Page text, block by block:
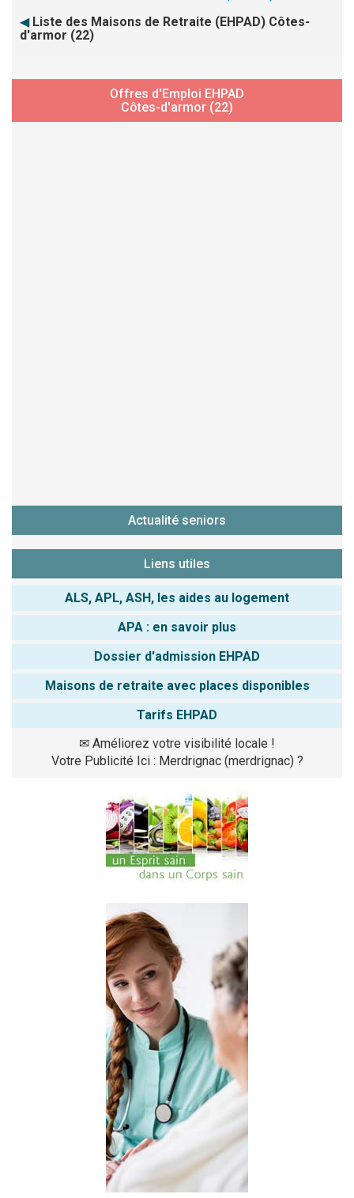
◀ Liste des Maisons de Retraite (EHPAD) Côtes-
d'armor (22)
Offres d'Emploi EHPAD
Côtes-d'armor (22)
Actualité seniors
Liens utiles
ALS, APL, ASH, les aides au logement
APA : en savoir plus
Dossier d'admission EHPAD
Maisons de retraite avec places disponibles
Tarifs EHPAD
✉ Améliorez votre visibilité locale !
Votre Publicité Ici : Merdrignac (merdrignac) ?